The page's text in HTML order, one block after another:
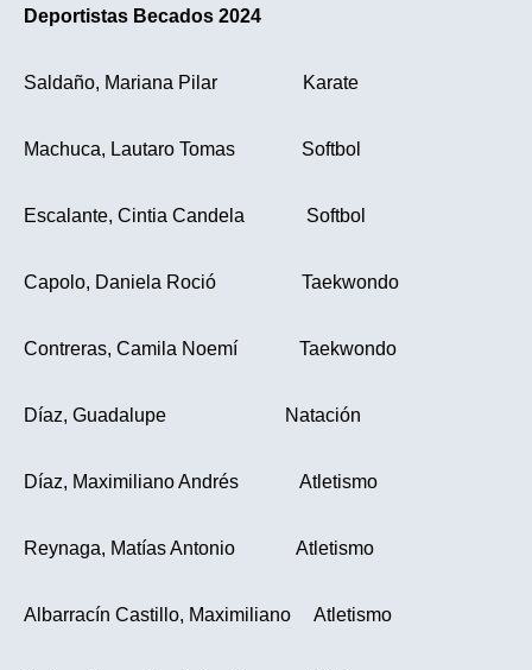
Deportistas Becados 2024
Saldaño, Mariana Pilar Karate
Machuca, Lautaro Tomas Softbol
Escalante, Cintia Candela Softbol
Capolo, Daniela Roció Taekwondo
Contreras, Camila Noemí Taekwondo
Díaz, Guadalupe Natación
Díaz, Maximiliano Andrés Atletismo
Reynaga, Matías Antonio Atletismo
Albarracín Castillo, Maximiliano Atletismo